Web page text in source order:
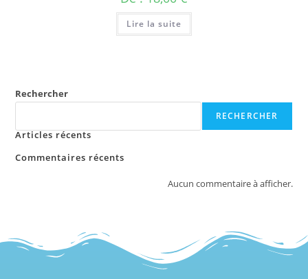
Lire la suite
Rechercher
RECHERCHER
Articles récents
Commentaires récents
Aucun commentaire à afficher.